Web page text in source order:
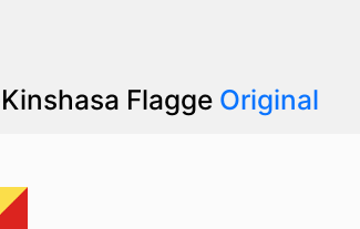
Flagge Original